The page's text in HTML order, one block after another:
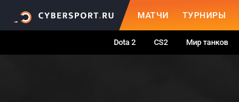
МАТЧИ ТУРНИРЫ
Dota 2 CS2 Мир танков